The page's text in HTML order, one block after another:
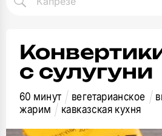
с сулугуни
60 минут вегетарианское
жарим
кавказская кухня